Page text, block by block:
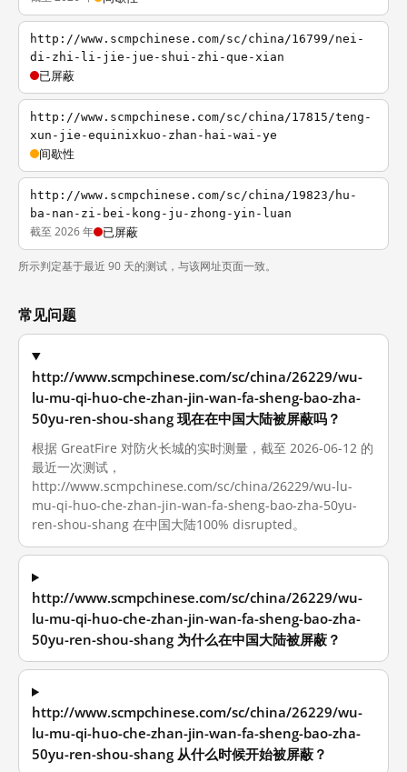
http://www.scmpchinese.com/sc/china/16799/nei-
di-zhi-li-jie-jue-shui-zhi-que-xian
已屏蔽
http://www.scmpchinese.com/sc/china/17815/teng-
xun-jie-equinixkuo-zhan-hai-wai-ye
间歇性
http://www.scmpchinese.com/sc/china/19823/hu-
ba-nan-zi-bei-kong-ju-zhong-yin-luan
截至 2026 年 已屏蔽
所示判定基于最近 90 天的测试，与该网址页面一致。
常见问题
http://www.scmpchinese.com/sc/china/26229/wu-
lu-mu-qi-huo-che-zhan-jin-wan-fa-sheng-bao-zha-
50yu-ren-shou-shang 现在在中国大陆被屏蔽吗？
根据 GreatFire 对防火长城的实时测量，截至 2026-06-12 的
最近一次测试，
http://www.scmpchinese.com/sc/china/26229/wu-lu-
mu-qi-huo-che-zhan-jin-wan-fa-sheng-bao-zha-50yu-
ren-shou-shang 在中国大陆100% disrupted。
http://www.scmpchinese.com/sc/china/26229/wu-
lu-mu-qi-huo-che-zhan-jin-wan-fa-sheng-bao-zha-
50yu-ren-shou-shang 为什么在中国大陆被屏蔽？
http://www.scmpchinese.com/sc/china/26229/wu-
lu-mu-qi-huo-che-zhan-jin-wan-fa-sheng-bao-zha-
50yu-ren-shou-shang 从什么时候开始被屏蔽？